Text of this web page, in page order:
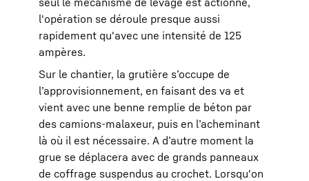
l'opération se déroule presque aussi
rapidement qu'avec une intensité de 125
ampères.
Sur le chantier, la grutière s’occupe de
l’approvisionnement, en faisant des va et
vient avec une benne remplie de béton par
des camions-malaxeur, puis en l’acheminant
là où il est nécessaire. A d’autre moment la
grue se déplacera avec de grands panneaux
de coffrage suspendus au crochet. Lorsqu'on